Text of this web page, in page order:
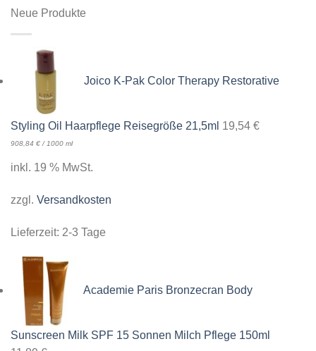
Neue Produkte
Joico K-Pak Color Therapy Restorative
Styling Oil Haarpflege Reisegröße 21,5ml 19,54 €
908,84 € / 1000 ml
inkl. 19 % MwSt.
zzgl. Versandkosten
Lieferzeit: 2-3 Tage
Academie Paris Bronzecran Body
Sunscreen Milk SPF 15 Sonnen Milch Pflege 150ml